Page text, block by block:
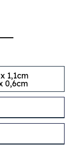
1,1cm
0,6cm